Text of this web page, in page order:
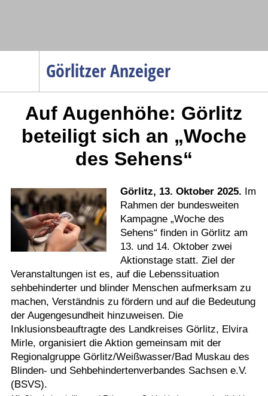
Görlitzer Anzeiger
Menüpunkte
Politik
Gesellschaft
Verkehr
Gesundheit
Kultur
Termine
Kostenlos
Auf Augenhöhe: Görlitz
beteiligt sich an „Woche
des Sehens“
Görlitz, 13. Oktober 2025. Im
Rahmen der bundesweiten
Kampagne „Woche des
Sehens“ finden in Görlitz am
13. und 14. Oktober zwei
Aktionstage statt. Ziel der
Veranstaltungen ist es, auf die Lebenssituation
sehbehinderter und blinder Menschen aufmerksam zu
machen, Verständnis zu fördern und auf die Bedeutung
der Augengesundheit hinzuweisen. Die
Inklusionsbeauftragte des Landkreises Görlitz, Elvira
Mirle, organisiert die Aktion gemeinsam mit der
Regionalgruppe Görlitz/Weißwasser/Bad Muskau des
Blinden- und Sehbehindertenverbandes Sachsen e.V.
(BSVS).